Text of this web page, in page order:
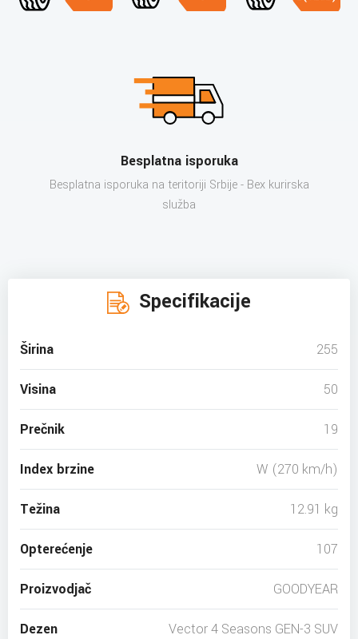
Besplatna isporuka
Besplatna isporuka na teritoriji Srbije - Bex kurirska
služba
Specifikacije
Širina 255
Visina 50
Prečnik 19
Index brzine W (270 km/h)
Težina 12.91 kg
Opterećenje 107
Proizvodjač GOODYEAR
Dezen Vector 4 Seasons GEN-3 SUV